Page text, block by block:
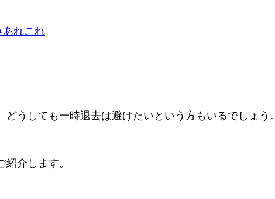
あれこれ
うしても一時退去は避けたいという方もいるでしょう。
介します。